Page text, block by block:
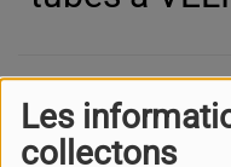
Les
collectons